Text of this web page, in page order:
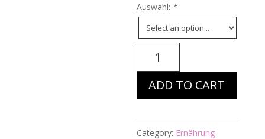
Auswahl: *
Gutes
ADD TO CART
Category: Ernährung